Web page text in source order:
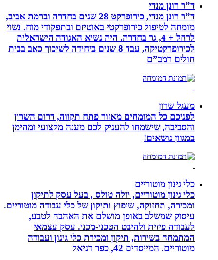
ד”ר רונן מנדי
ד”ר רונן מנדי, כירופרקט 28 שנים בחדרה וברמת אביב,
מומחה לטיפול כירופרקטי באוטיזם ובתפקודי מוח. נשוי
לרחל + 4, גר בחדרה. היה נשיא האגודה הישראלית
לכירופרקטיקה, עבד 8 שנים ביחידה לשיכוך כאב בבית
חולים רמב”ם
מעגל שרון
לפניכם כל המומחים מאזור פתח תקווה, דרום השרון
והסביבה, שישמחו להעניק לכם מענה מקצועי ומהימן
במגוון נושאים!
כלי גינון מוטוריים
כלי גינון מוטוריים, יולה טולס , בעל עסק לתיקון
ומכירה, תחזוקה, שיפוץ ותיקון של כלי עבודה מוטוריים.
עיסוק שמשלב באופן מושלם את האהבה לטבע,
לעבודה פיזית ולהיבט הטכני-מכני. עסק עצמאי
המתמחה בשירות, תיקון ומכירת כלי גינון ועבודה
מוטוריים. המייסדים 42, כפר דניאל